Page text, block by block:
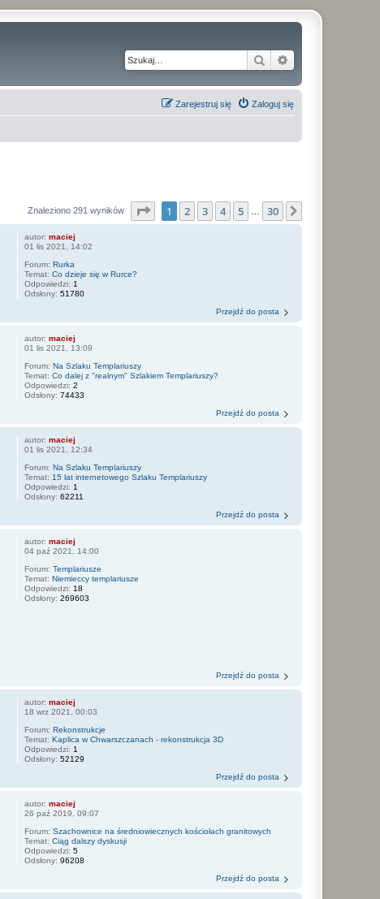
Szukaj
Zaloguj się
Zarejestruj się
Znaleziono 291 wyników Strona1 z30
1 2 3 4 5 30
autor:maciej
01 lis 2021, 14:02
Forum:Rurka
Temat:Co dzieje się w Rurce?
Odpowiedzi: 1
Odsłony:51780
Przejdź do posta
autor:maciej
01 lis 2021, 13:09
Forum:Na Szlaku Templariuszy
Temat:Co dalej z "realnym" Szlakiem Templariuszy?
Odpowiedzi:2
Odsłony:74433
Przejdź do posta
autor:maciej
01 lis 2021, 12:34
Forum:Na Szlaku Templariuszy
Temat: 15 lat internetowego Szlaku Templariuszy
Odpowiedzi: 1
Odsłony:62211
Przejdź do posta
autor:maciej
04 paź 2021, 14:00
Forum:Templariusze
Temat:Niemieccy templariusze
Odpowiedzi: 18
Odsłony:269603
Przejdź do posta
autor:maciej
18 wrz 2021, 00:03
Forum:Rekonstrukcje
Temat:Kaplica w Chwarszczanach - rekonstrukcja 3D
Odpowiedzi: 1
Odsłony:52129
Przejdź do posta
autor:maciej
26 paź 2019, 09:07
Forum:Szachownice na średniowiecznych kościołach granitowych
Temat:Ciąg dalszy dyskusji
Odpowiedzi:5
Odsłony:96208
Przejdź do posta